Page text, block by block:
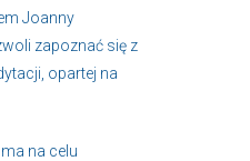
Joanny
zapoznać się z
opartej na
na celu